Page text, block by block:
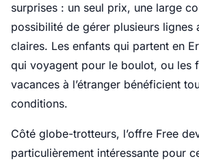
surprises : un seul prix, une large
possibilité de gérer plusieurs lignes
claires. Les enfants qui partent en
qui voyagent pour le boulot, ou les
vacances à l’étranger bénéficient
conditions.
Côté globe-trotteurs, l’offre Free
particulièrement intéressante pour